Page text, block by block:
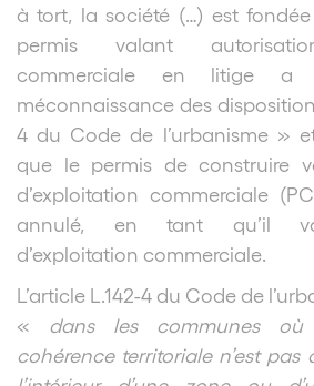
à tort, la société (…) est
permis valant
commerciale en litige a
méconnaissance des
4 du Code de l’urbanisme »
que le permis de construire
d’exploitation commerciale
annulé, en tant qu’il
d’exploitation commerciale.
L’article L.142-4 du Code de
« dans les communes
cohérence territoriale n’est pas